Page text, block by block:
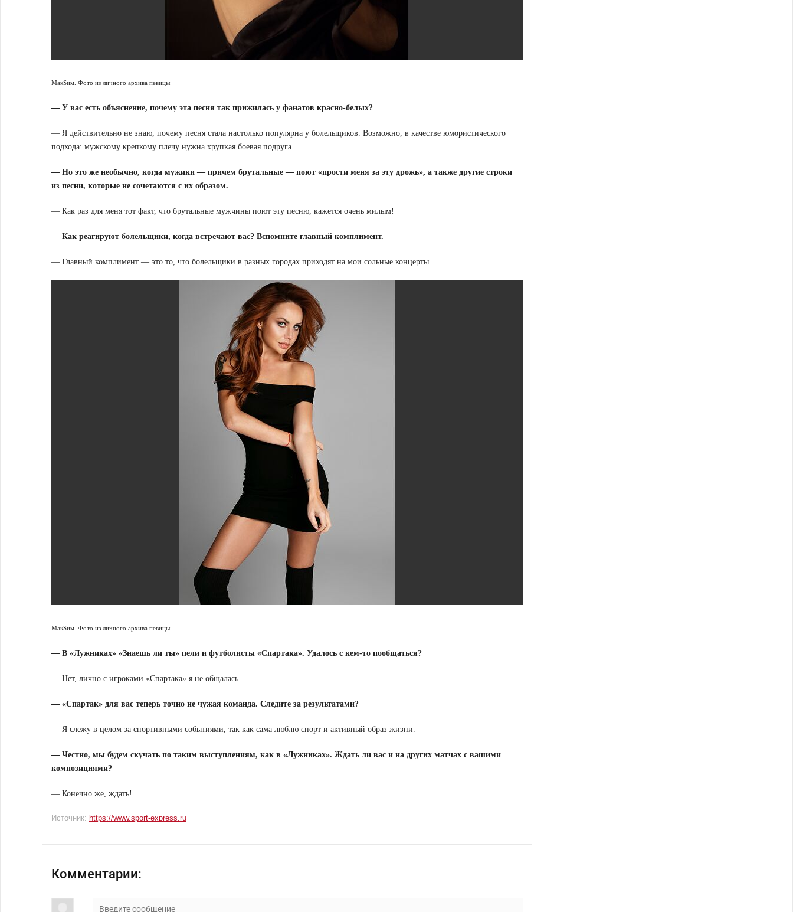
МакSим. Фото из личного архива певицы
— У вас есть объяснение, почему эта песня так прижилась у фанатов красно-белых?
— Я действительно не знаю, почему песня стала настолько популярна у болельщиков. Возможно, в качестве юмористического
подхода: мужскому крепкому плечу нужна хрупкая боевая подруга.
— Но это же необычно, когда мужики — причем брутальные — поют «прости меня за эту дрожь», а также другие строки
из песни, которые не сочетаются с их образом.
— Как раз для меня тот факт, что брутальные мужчины поют эту песню, кажется очень милым!
— Как реагируют болельщики, когда встречают вас? Вспомните главный комплимент.
— Главный комплимент — это то, что болельщики в разных городах приходят на мои сольные концерты.
МакSим. Фото из личного архива певицы
— В «Лужниках» «Знаешь ли ты» пели и футболисты «Спартака». Удалось с кем-то пообщаться?
— Нет, лично с игроками «Спартака» я не общалась.
— «Спартак» для вас теперь точно не чужая команда. Следите за результатами?
— Я слежу в целом за спортивными событиями, так как сама люблю спорт и активный образ жизни.
— Честно, мы будем скучать по таким выступлениям, как в «Лужниках». Ждать ли вас и на других матчах с вашими
композициями?
— Конечно же, ждать!
Источник: https://www.sport-express.ru
Комментарии: